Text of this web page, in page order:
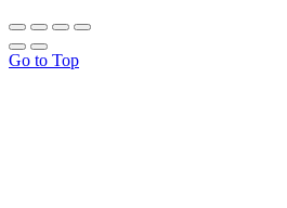
Go to Top